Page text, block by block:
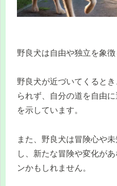
野良犬は自由や独立を象徴
野良犬が近づいてくると
られず、自分の道を自由
を示しています。
また、野良犬は冒険心や
し、新たな冒険や変化が
ンかもしれません。